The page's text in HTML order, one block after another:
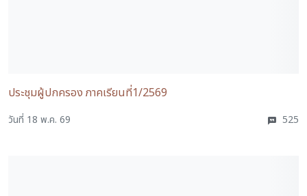
ประชุมผู้ปกครอง ภาคเรียนที่1/2569
วันที่ 18 พ.ค. 69 525